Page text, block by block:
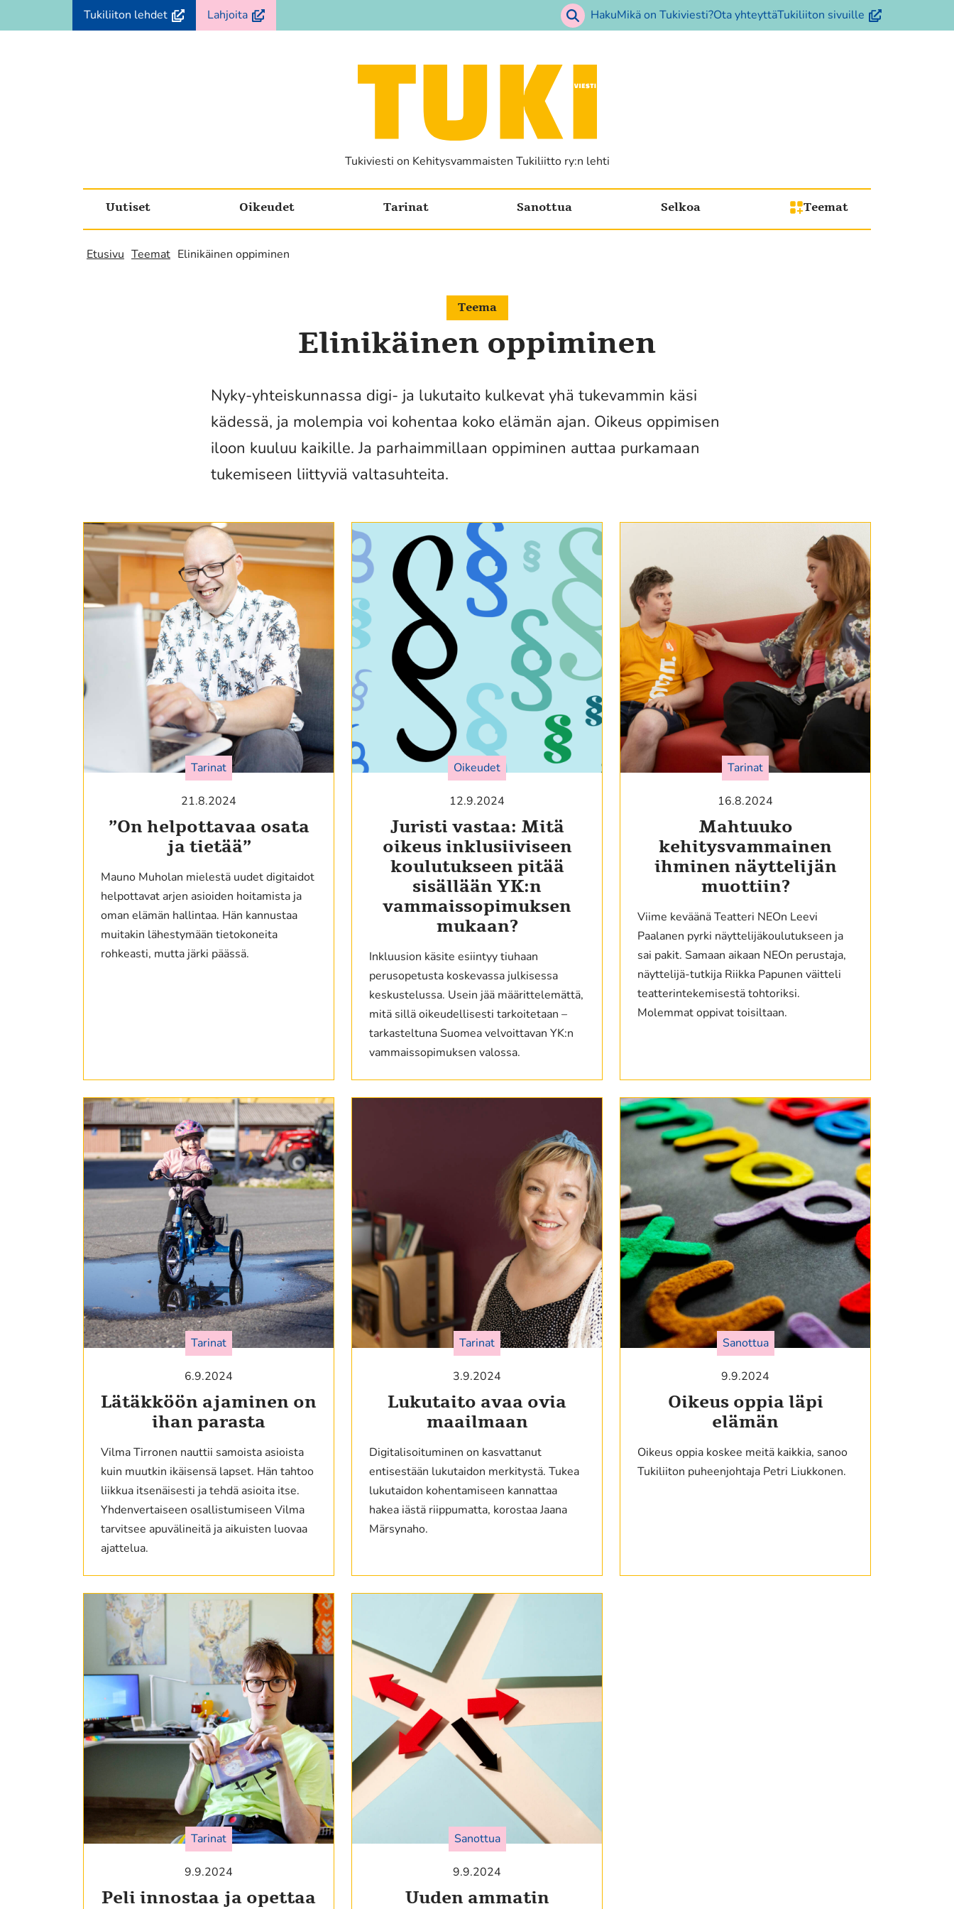
Siirry
sisältöön
Tukiliiton lehdet(avautuu
uuteen
Lahjoita(avautuu
uuteen
HakuMikä on Tukiviesti?Ota yhteyttäTukiliiton sivuille (avautuu
uuteen
Tukiviesti on Kehitysvammaisten Tukiliitto ry:n lehti
Uutiset Oikeudet Tarinat Sanottua Selkoa Teemat
Etusivu Teemat Elinikäinen oppiminen
Teema
Elinikäinen oppiminen
Nyky-yhteiskunnassa digi- ja lukutaito kulkevat yhä tukevammin käsi
kädessä, ja molempia voi kohentaa koko elämän ajan. Oikeus oppimisen
iloon kuuluu kaikille. Ja parhaimmillaan oppiminen auttaa purkamaan
tukemiseen liittyviä valtasuhteita.
Tarinat
21.8.2024
”On helpottavaa osata
ja tietää”
Mauno Muholan mielestä uudet digitaidot
helpottavat arjen asioiden hoitamista ja
oman elämän hallintaa. Hän kannustaa
muitakin lähestymään tietokoneita
rohkeasti, mutta järki päässä.
Oikeudet
12.9.2024
Juristi vastaa: Mitä
oikeus inklusiiviseen
koulutukseen pitää
sisällään YK:n
vammaissopimuksen
mukaan?
Inkluusion käsite esiintyy tiuhaan
perusopetusta koskevassa julkisessa
keskustelussa. Usein jää määrittelemättä,
mitä sillä oikeudellisesti tarkoitetaan –
tarkasteltuna Suomea velvoittavan YK:n
vammaissopimuksen valossa.
Tarinat
16.8.2024
Mahtuuko
kehitysvammainen
ihminen näyttelijän
muottiin?
Viime keväänä Teatteri NEOn Leevi
Paalanen pyrki näyttelijäkoulutukseen ja
sai pakit. Samaan aikaan NEOn perustaja,
näyttelijä-tutkija Riikka Papunen väitteli
teatterintekemisestä tohtoriksi.
Molemmat oppivat toisiltaan.
Tarinat
6.9.2024
Lätäkköön ajaminen on
ihan parasta
Vilma Tirronen nauttii samoista asioista
kuin muutkin ikäisensä lapset. Hän tahtoo
liikkua itsenäisesti ja tehdä asioita itse.
Yhdenvertaiseen osallistumiseen Vilma
tarvitsee apuvälineitä ja aikuisten luovaa
ajattelua.
Tarinat
3.9.2024
Lukutaito avaa ovia
maailmaan
Digitalisoituminen on kasvattanut
entisestään lukutaidon merkitystä. Tukea
lukutaidon kohentamiseen kannattaa
hakea iästä riippumatta, korostaa Jaana
Märsynaho.
Sanottua
9.9.2024
Oikeus oppia läpi
elämän
Oikeus oppia koskee meitä kaikkia, sanoo
Tukiliiton puheenjohtaja Petri Liukkonen.
Tarinat
9.9.2024
Peli innostaa ja opettaa
Sanottua
9.9.2024
Uuden ammatin